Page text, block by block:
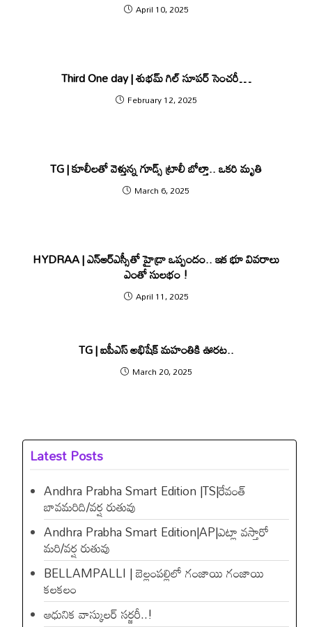
April 10, 2025
Third One day | శుభ‌మ్ గిల్ సూప‌ర్ సెంచ‌రీ…
February 12, 2025
TG | కూలీలతో వెళ్తున్న గూడ్స్ ట్రాలీ బోల్తా.. ఒకరి మృతి
March 6, 2025
HYDRAA | ఎన్ఆర్ఎస్సీతో హైడ్రా ఒప్పందం.. ఇక భూ వివ‌రాలు
ఎంతో సుల‌భం !
April 11, 2025
TG | ఐపీఎస్‌ అభిషేక్‌ మహంతికి ఊరట..
March 20, 2025
Latest Posts
Andhra Prabha Smart Edition |TS|రేవంత్​
బావమరిది/వర్ష రుతువు
Andhra Prabha Smart Edition|AP|ఎట్లా వస్తారో
మరి/వర్ష రుతువు
BELLAMPALLI | బెల్లంపల్లిలో గంజాయి గంజాయి
కలకలం
ఆధునిక వాస్కులర్ సర్జరీ..!